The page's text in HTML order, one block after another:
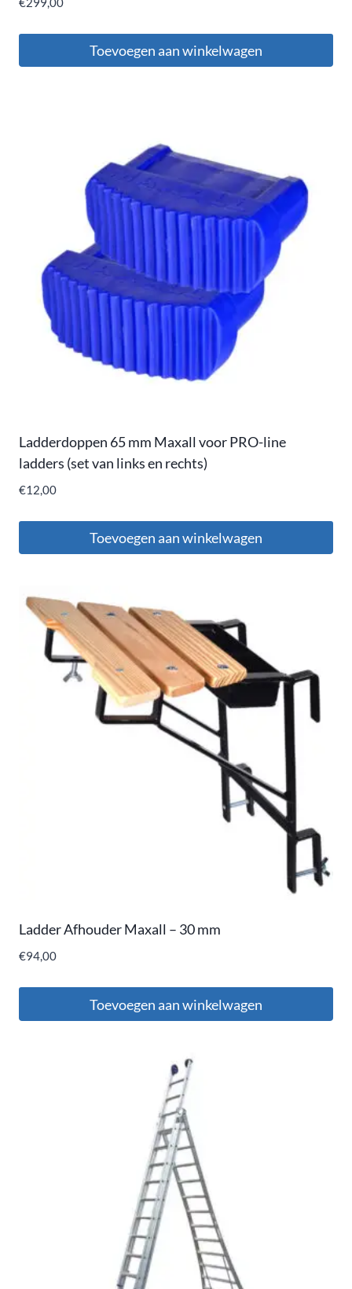
Toevoegen aan winkelwagen
Ladderdoppen 65 mm Maxall voor PRO-line
ladders (set van links en rechts)
€12,00
Toevoegen aan winkelwagen
Ladder Afhouder Maxall – 30 mm
€94,00
Toevoegen aan winkelwagen